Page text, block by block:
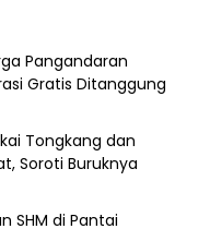
Pangandaran
Gratis Ditanggung
Tongkang dan
Soroti Buruknya
SHM di Pantai